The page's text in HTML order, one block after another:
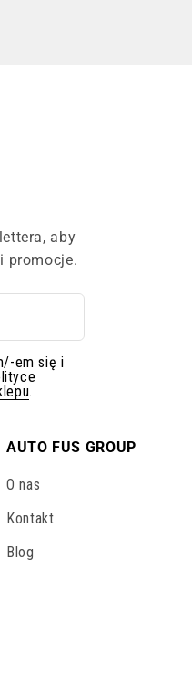
aby
promocje.
em się i
.
AUTO FUS GROUP
O nas
Kontakt
Blog